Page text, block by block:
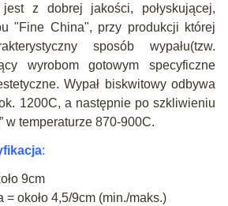
z dobrej jakości, połyskującej,
"Fine China", przy produkcji której
sposób wypału(tzw.
wyrobom gotowym specyficzne
Wypał biskwitowy odbywa
1200C, a następnie po szkliwieniu
w temperaturze 870-900C.
:
9cm
= około 4,5/9cm (min./maks.)